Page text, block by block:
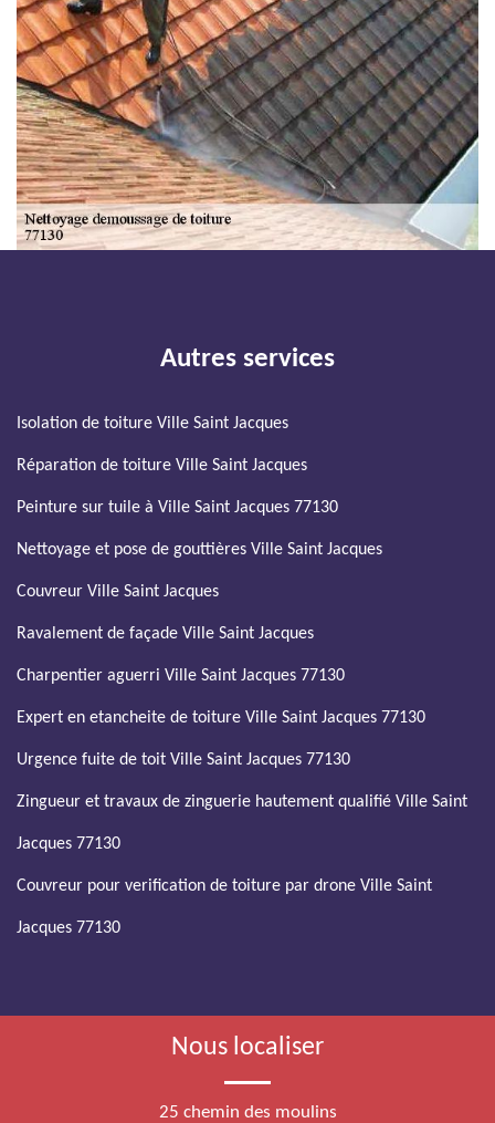
Autres services
Isolation de toiture Ville Saint Jacques
Réparation de toiture Ville Saint Jacques
Peinture sur tuile à Ville Saint Jacques 77130
Nettoyage et pose de gouttières Ville Saint Jacques
Couvreur Ville Saint Jacques
Ravalement de façade Ville Saint Jacques
Charpentier aguerri Ville Saint Jacques 77130
Expert en etancheite de toiture Ville Saint Jacques 77130
Urgence fuite de toit Ville Saint Jacques 77130
Zingueur et travaux de zinguerie hautement qualifié Ville Saint
Jacques 77130
Couvreur pour verification de toiture par drone Ville Saint
Jacques 77130
Nous localiser
25 chemin des moulins